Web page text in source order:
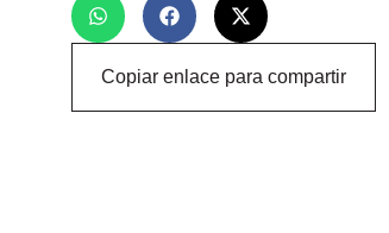
Copiar enlace para compartir